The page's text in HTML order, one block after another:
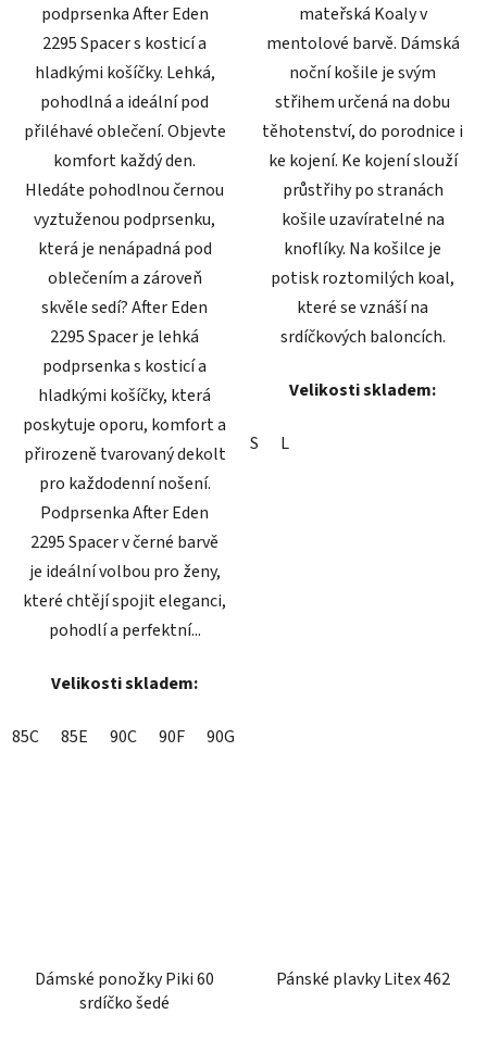
podprsenka After Eden
2295 Spacer s kosticí a
hladkými košíčky. Lehká,
pohodlná a ideální pod
přiléhavé oblečení. Objevte
komfort každý den.
Hledáte pohodlnou černou
vyztuženou podprsenku,
která je nenápadná pod
oblečením a zároveň
skvěle sedí? After Eden
2295 Spacer je lehká
podprsenka s kosticí a
hladkými košíčky, která
poskytuje oporu, komfort a
přirozeně tvarovaný dekolt
pro každodenní nošení.
Podprsenka After Eden
2295 Spacer v černé barvě
je ideální volbou pro ženy,
které chtějí spojit eleganci,
pohodlí a perfektní...
Velikosti skladem:
85C 85E 90C 90F 90G
mateřská Koaly v
mentolové barvě. Dámská
noční košile je svým
střihem určená na dobu
těhotenství, do porodnice i
ke kojení. Ke kojení slouží
průstřihy po stranách
košile uzavíratelné na
knoflíky. Na košilce je
potisk roztomilých koal,
které se vznáší na
srdíčkových baloncích.
Velikosti skladem:
S L
Dámské ponožky Piki 60
srdíčko šedé
Pánské plavky Litex 462